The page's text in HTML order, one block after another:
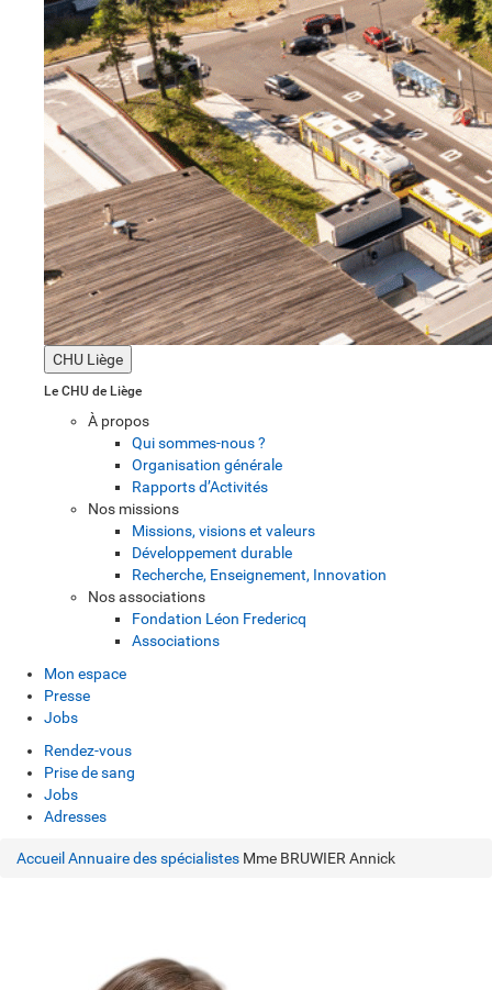
CHU Liège
Le CHU de Liège
À propos
Qui sommes-nous ?
Organisation générale
Rapports d’Activités
Nos missions
Missions, visions et valeurs
Développement durable
Recherche, Enseignement, Innovation
Nos associations
Fondation Léon Fredericq
Associations
Mon espace
Presse
Jobs
Rendez-vous
Prise de sang
Jobs
Adresses
Accueil Annuaire des spécialistes Mme BRUWIER Annick